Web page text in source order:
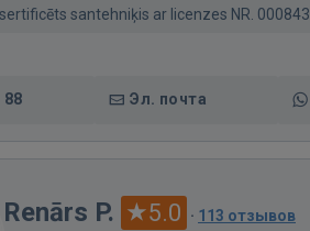
santehniķis ar licenzes NR. 000843
Эл. почта
Renārs P. 5.0 · 113 отзывов